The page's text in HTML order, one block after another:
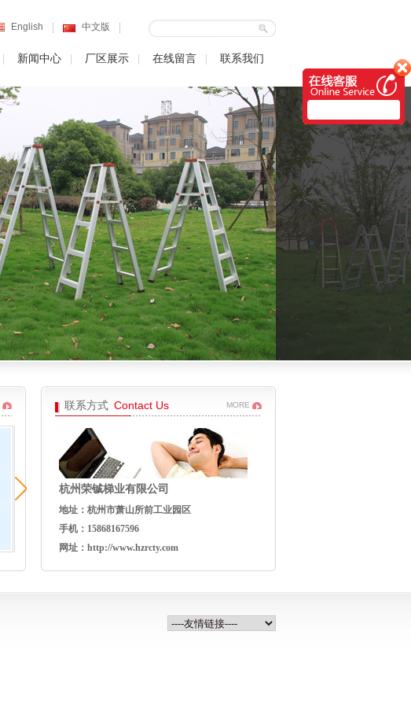
English 中文版
新闻中心 厂区展示 在线留言 联系我们
联系方式 Contact Us MORE
杭州荣铖梯业有限公司
地址：杭州市萧山所前工业园区
手机：15868167596
网址： http://www.hzrcty.com